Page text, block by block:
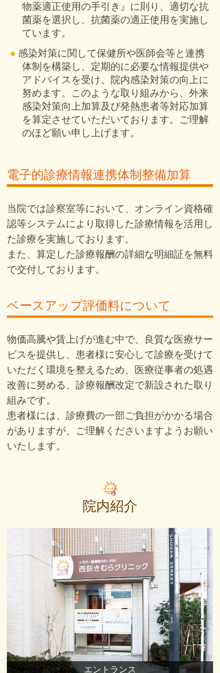
物薬適正使用の手引き』に則り、適切な抗
菌薬を選択し、抗菌薬の適正使用を実施し
ています。
感染対策に関して保健所や医師会等と連携
体制を構築し、定期的に必要な情報提供や
アドバイスを受け、院内感染対策の向上に
努めます。このような取り組みから、外来
感染対策向上加算及び発熱患者等対応加算
を算定させていただいております。ご理解
のほど願い申し上げます。
電子的診療情報連携体制整備加算
当院では診察室等において、オンライン資格確
認等システムにより取得した診療情報を活用し
た診療を実施しております。
また、算定した診療報酬の詳細な明細証を無料
で交付しております。
ベースアップ評価料について
物価高騰や賃上げが進む中で、良質な医療サー
ビスを提供し、患者様に安心して診療を受けて
いただく環境を整えるため、医療従事者の処遇
改善に努める、診療報酬改定で新設された取り
組みです。
患者様には、診療費の一部ご負担がかかる場合
がありますが、ご理解くださいますようお願い
いたします。
院内紹介
エントランス